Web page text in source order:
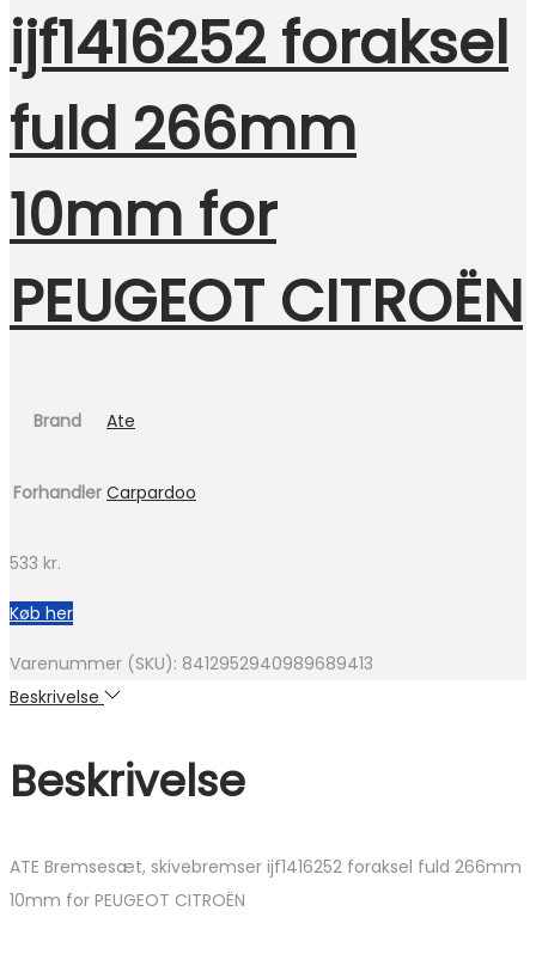
ijf1416252 foraksel
fuld 266mm
10mm for
PEUGEOT CITROËN
Brand Ate
Forhandler Carpardoo
533 kr.
Køb her
Varenummer (SKU): 8412952940989689413
Beskrivelse
Beskrivelse
ATE Bremsesæt, skivebremser ijf1416252 foraksel fuld 266mm
10mm for PEUGEOT CITROËN